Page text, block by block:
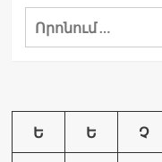
որ
ՀԱՄԱՍ
հրադադարի
Որոնել՝
Ե Ե Չ